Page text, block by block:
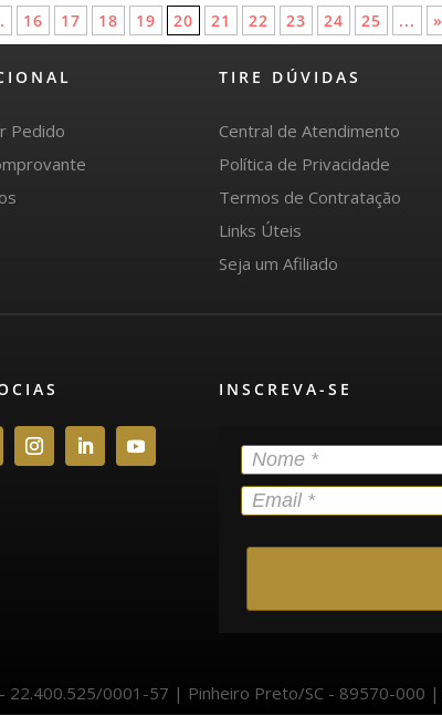
16 17 18 19 20 21 22 23 24 25 ... »
Pedido
TIRE DÚVIDAS
Central de Atendimento
Política de Privacidade
Termos de Contratação
Links Úteis
Seja um Afiliado
INSCREVA-SE
22.400.525/0001-57 | Pinheiro Preto/SC - 89570-000 |